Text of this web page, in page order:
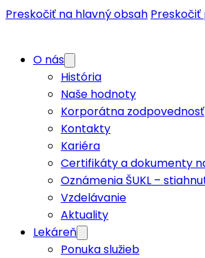
Preskočiť na hlavný obsah
O nás
História
Naše hodnoty
Korporátna zodpovednosť
Kontakty
Kariéra
Certifikáty a dokumenty
Oznámenia ŠUKL –
Vzdelávanie
Aktuality
Lekáreň
Ponuka služieb